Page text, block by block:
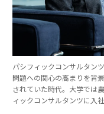
パシフィックコンサルタン
問題への関心の高まりを背
されていた時代。大学では
ィックコンサルタンツに入社